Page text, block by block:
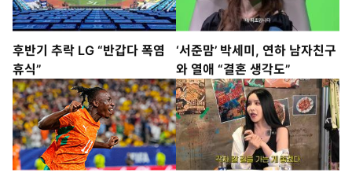
후반기 추락 LG “반갑다 폭염
휴식”
‘서준맘’ 박세미, 연하 남자친구
와 열애 “결혼 생각도”